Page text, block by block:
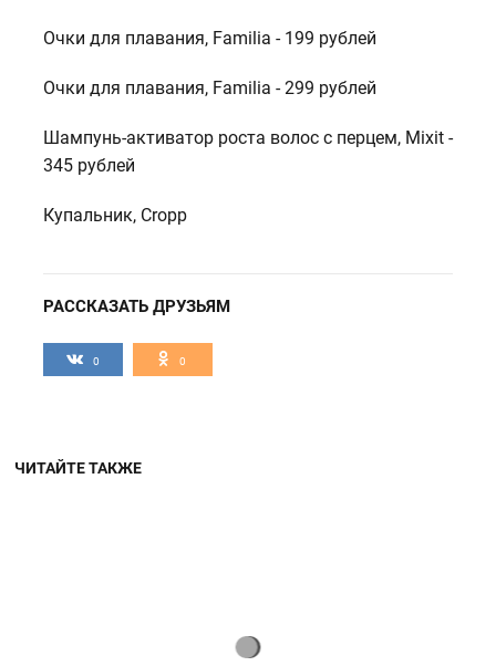
Очки для плавания, Familia - 199 рублей
Очки для плавания, Familia - 299 рублей
Шампунь-активатор роста волос с перцем, Mixit -
345 рублей
Купальник, Cropp
РАССКАЗАТЬ ДРУЗЬЯМ
0 0
ЧИТАЙТЕ ТАКЖЕ